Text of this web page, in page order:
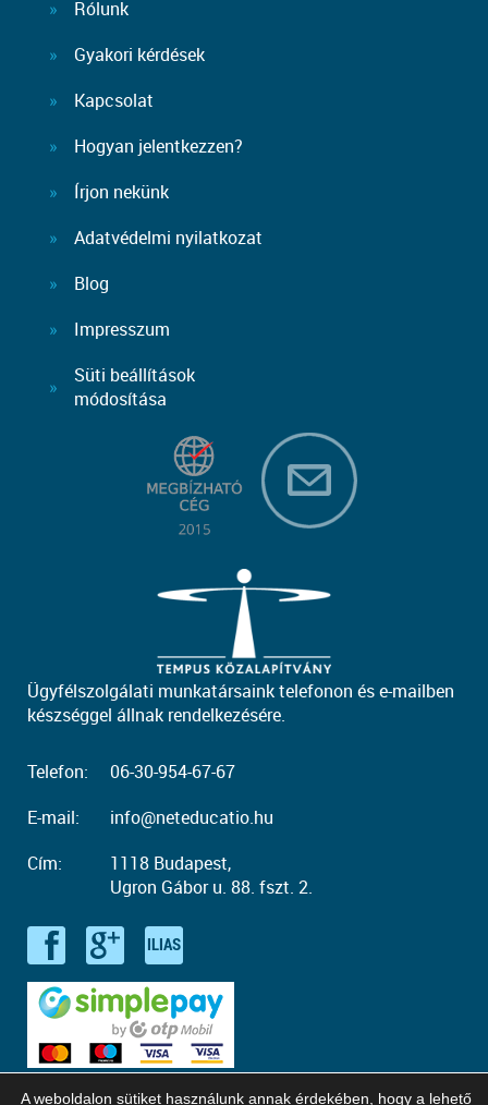
Rólunk
Gyakori kérdések
Kapcsolat
Hogyan jelentkezzen?
Írjon nekünk
Adatvédelmi nyilatkozat
Blog
Impresszum
Süti beállítások
módosítása
Ügyfélszolgálati munkatársaink telefonon és e-mailben
készséggel állnak rendelkezésére.
Telefon:
06-30-954-67-67
E-mail:
info@neteducatio.hu
Cím:
1118 Budapest,
Ugron Gábor u. 88. fszt. 2.
A weboldalon sütiket használunk annak érdekében, hogy a lehető